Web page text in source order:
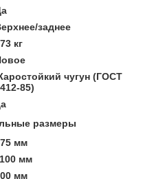
заднее
кг
чугун (ГОСТ
85)
размеры
мм
мм
мм